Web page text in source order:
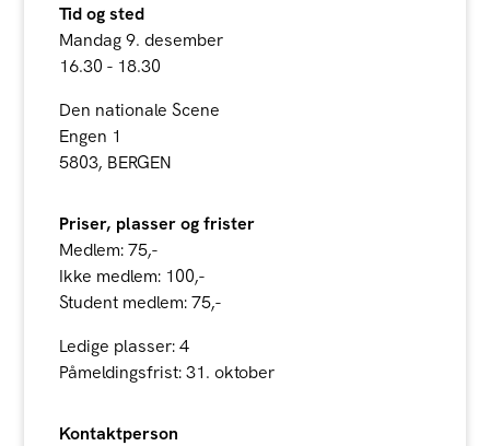
Tid og sted
Mandag 9. desember
16.30 - 18.30
Den nationale Scene
Engen 1
5803, BERGEN
Priser, plasser og frister
Medlem: 75,-
Ikke medlem: 100,-
Student medlem: 75,-
Ledige plasser: 4
Påmeldingsfrist: 31. oktober
Kontaktperson